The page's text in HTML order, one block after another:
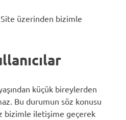
üzerinden bizimle
küçük bireylerden
Bu durumun söz konusu
bizimle iletişime geçerek